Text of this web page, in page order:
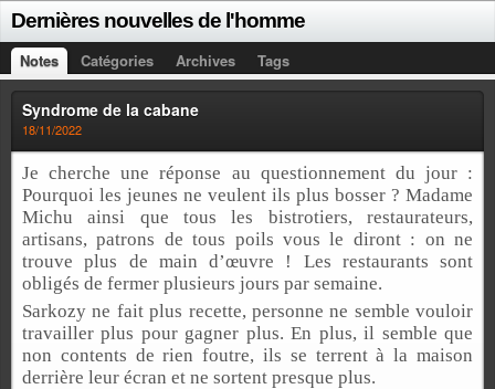
Dernières nouvelles de l'homme
Notes Catégories Archives Tags
Syndrome de la cabane
18/11/2022
Je cherche une réponse au questionnement du jour :
Pourquoi les jeunes ne veulent ils plus bosser ? Madame
Michu ainsi que tous les bistrotiers, restaurateurs,
artisans, patrons de tous poils vous le diront : on ne
trouve plus de main d’œuvre ! Les restaurants sont
obligés de fermer plusieurs jours par semaine.
Sarkozy ne fait plus recette, personne ne semble vouloir
travailler plus pour gagner plus. En plus, il semble que
non contents de rien foutre, ils se terrent à la maison
derrière leur écran et ne sortent presque plus.